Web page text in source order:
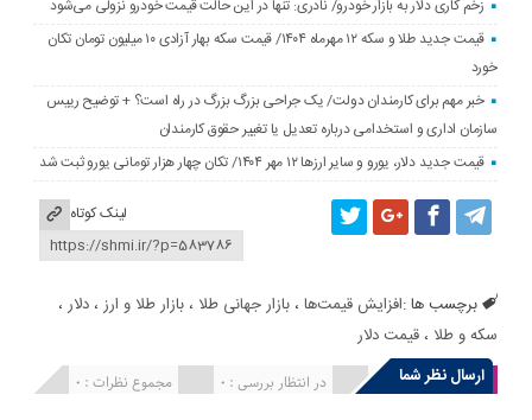
زخم کاری دلار به بازار خودرو/ نادری: تنها در این حالت قیمت خودرو نزولی می‌شود
قیمت جدید طلا و سکه ۱۲ مهرماه ۱۴۰۴/ قیمت سکه بهار آزادی ۱۰ میلیون تومان تکان
خورد
خبر مهم برای کارمندان دولت/ یک جراحی بزرگ بزرگ در راه است؟ + توضیح رییس
سازمان اداری و استخدامی درباره تعدیل یا تغییر حقوق کارمندان
قیمت جدید دلار، یورو و سایر ارزها ۱۲ مهر ۱۴۰۴/ تکان چهار هزار تومانی یورو ثبت شد
لینک کوتاه
برچسب ها :افزایش قیمت‌ها ،بازار جهانی طلا ،بازار طلا و ارز ،دلار ،
سکه و طلا ،قیمت دلار
ارسال نظر شما
مجموع نظرات : 0 در انتظار بررسی : 0 انتشار یافته : 0